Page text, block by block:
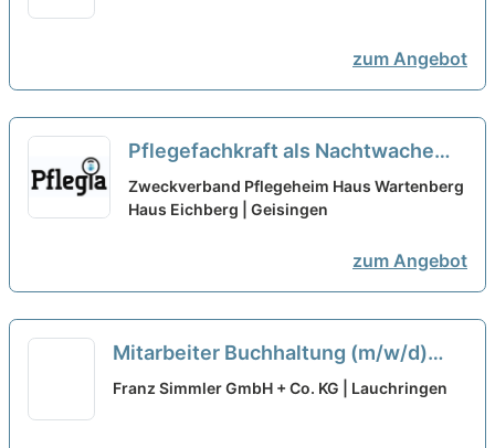
zum Angebot
Pflegefachkraft als Nachtwache
(m/w/d) in Teilzeit (50-80 %) –
Sichern Sie sich heute Ihre
Zweckverband Pflegeheim Haus Wartenberg
Haus Eichberg | Geisingen
zum Angebot
Mitarbeiter Buchhaltung (m/w/d)
Teilzeit neu
Franz Simmler GmbH + Co. KG | Lauchringen